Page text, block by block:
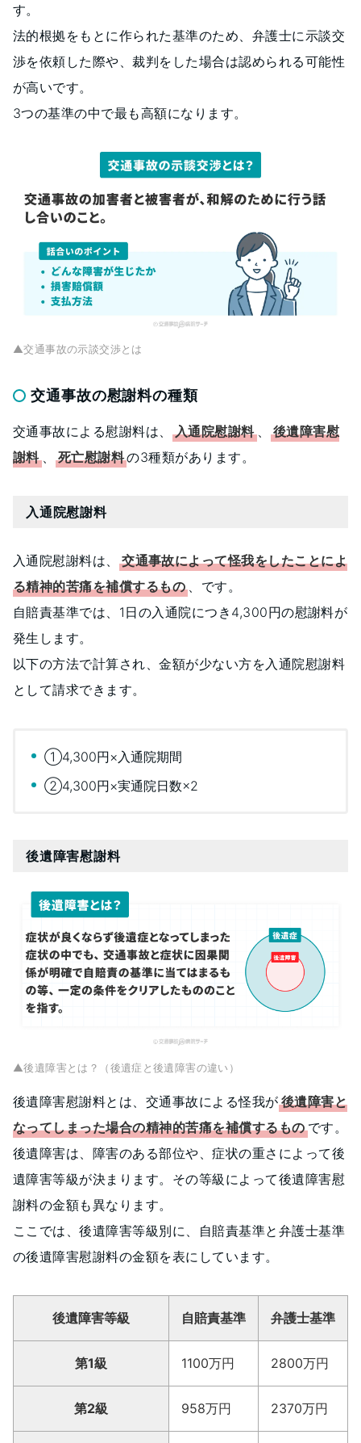
す。
法的根拠をもとに作られた基準のため、弁護士に示談交
渉を依頼した際や、裁判をした場合は認められる可能性
が高いです。
3つの基準の中で最も高額になります。
▲交通事故の示談交渉とは
交通事故の慰謝料の種類
交通事故による慰謝料は、 入通院慰謝料 、
後遺障害慰
謝料 、 死亡慰謝料の3種類があります。
入通院慰謝料
入通院慰謝料は、
交通事故によって怪我をしたことによ
る精神的苦痛を補償するもの 、です。
自賠責基準では、1日の入通院につき4,300円の慰謝料が
発生します。
以下の方法で計算され、金額が少ない方を入通院慰謝料
として請求できます。
①4,300円×入通院期間
②4,300円×実通院日数×2
後遺障害慰謝料
▲後遺障害とは？（後遺症と後遺障害の違い）
後遺障害慰謝料とは、交通事故による怪我が後遺障害と
なってしまった場合の精神的苦痛を補償するものです。
後遺障害は、障害のある部位や、症状の重さによって後
遺障害等級が決まります。その等級によって後遺障害慰
謝料の金額も異なります。
ここでは、後遺障害等級別に、自賠責基準と弁護士基準
の後遺障害慰謝料の金額を表にしています。
後遺障害等級 自賠責基準 弁護士基準
第1級 1100万円 2800万円
第2級 958万円 2370万円